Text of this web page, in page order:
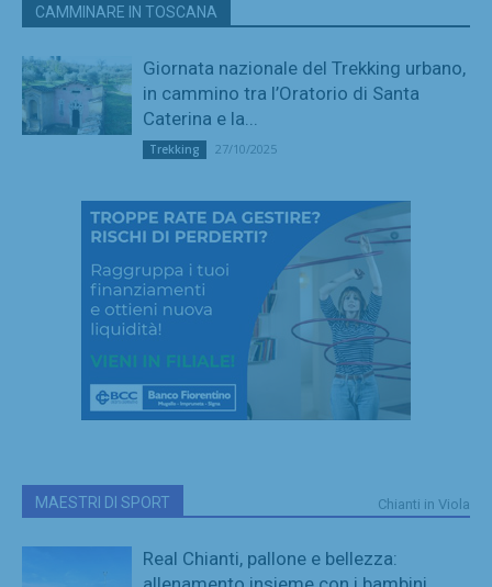
CAMMINARE IN TOSCANA
Giornata nazionale del Trekking urbano,
in cammino tra l’Oratorio di Santa
Caterina e la...
Trekking 27/10/2025
MAESTRI DI SPORT Chianti in Viola
Real Chianti, pallone e bellezza: